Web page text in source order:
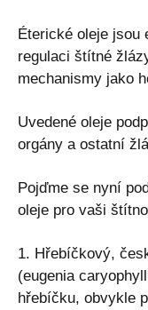
Éterické oleje jsou
regulaci štítné
mechanismy jako
Uvedené oleje
orgány a ostatní
Pojďme se nyní
oleje pro vaši
1. Hřebíčkový,
(eugenia
hřebíčku, obvykle